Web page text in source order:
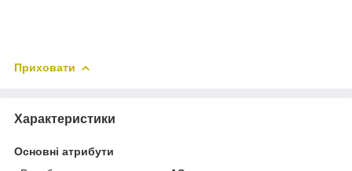
Приховати
Характеристики
Основні атрибути